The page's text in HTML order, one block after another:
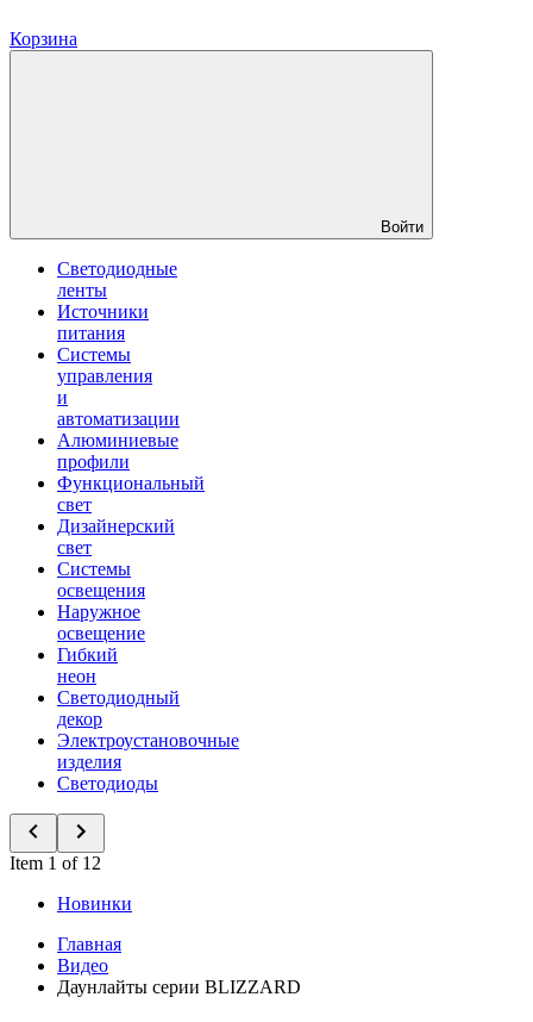
Корзина
Войти
Светодиодные
ленты
Источники
питания
Системы
управления
и
автоматизации
Алюминиевые
профили
Функциональный
свет
Дизайнерский
свет
Системы
освещения
Наружное
освещение
Гибкий
неон
Светодиодный
декор
Электроустановочные
изделия
Светодиоды
Item 1 of 12
Новинки
Главная
Видео
Даунлайты серии BLIZZARD